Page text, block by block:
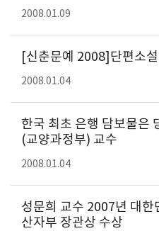
2008.01.09
[신춘문예 2008]단편소
2008.01.04
한국 최초 은행 담보물은
(교양과정부) 교수
2008.01.04
성문희 교수 2007년 대한
산자부 장관상 수상